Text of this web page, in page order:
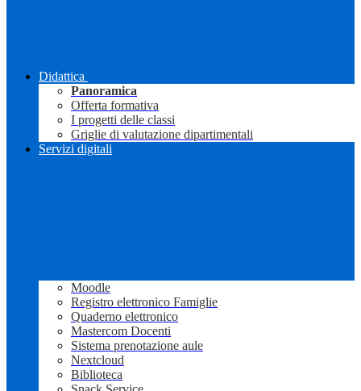
Didattica
Panoramica
Offerta formativa
I progetti delle classi
Griglie di valutazione dipartimentali
Servizi digitali
Moodle
Registro elettronico Famiglie
Quaderno elettronico
Mastercom Docenti
Sistema prenotazione aule
Nextcloud
Biblioteca